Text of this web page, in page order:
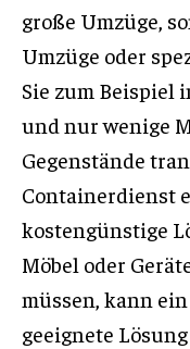
große Umzüge,
Umzüge oder
Sie zum Beispiel
und nur wenige
Gegenstände
Containerdienst
kostengünstige
Möbel oder
müssen, kann
geeignete